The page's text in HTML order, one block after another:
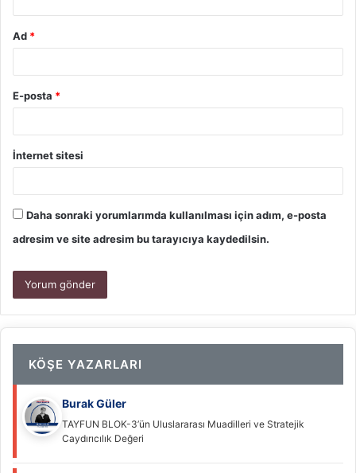
Ad *
E-posta *
İnternet sitesi
Daha sonraki yorumlarımda kullanılması için adım, e-posta
adresim ve site adresim bu tarayıcıya kaydedilsin.
KÖŞE YAZARLARI
Burak Güler
TAYFUN BLOK-3’ün Uluslararası Muadilleri ve Stratejik
Caydırıcılık Değeri